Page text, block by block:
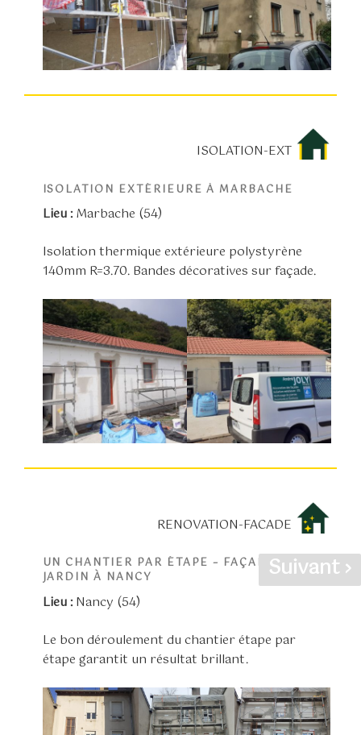
ISOLATION-EXT
ISOLATION EXTÉRIEURE À MARBACHE
Lieu :Marbache (54)
Isolation thermique extérieure polystyrène
140mm R=3.70. Bandes décoratives sur façade.
RENOVATION-FACADE
UN CHANTIER PAR ÉTAPE – FAÇADE SUR
JARDIN À NANCY
Lieu :Nancy (54)
Le bon déroulement du chantier étape par
étape garantit un résultat brillant.
Suivant ›